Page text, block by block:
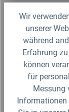
Für die Darstellung
gewählte
technischen Daten,
Gramm und
Definition und der
sind ausschließlich
bereitgestellt. Wir
Wir
unserer
während
Erfahrung
können
für
Messung